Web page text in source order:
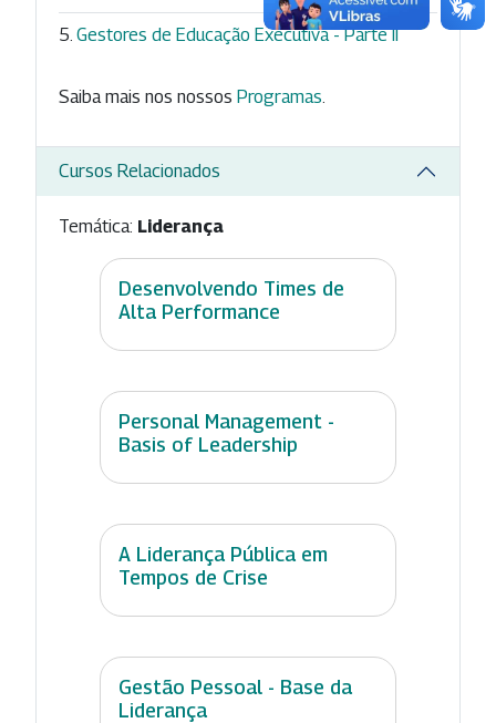
Gestores de Educação Executiva - Parte II
Saiba mais nos nossos Programas.
Cursos Relacionados
Temática: Liderança
Desenvolvendo Times de
Alta Performance
Personal Management -
Basis of Leadership
A Liderança Pública em
Tempos de Crise
Gestão Pessoal - Base da
Liderança